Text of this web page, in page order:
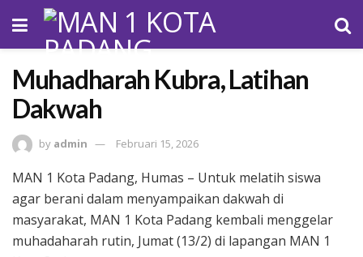
Muhadharah Kubra, Latihan
Dakwah
by admin Februari 15, 2026
MAN 1 Kota Padang, Humas – Untuk melatih siswa
agar berani dalam menyampaikan dakwah di
masyarakat, MAN 1 Kota Padang kembali menggelar
muhadaharah rutin, Jumat (13/2) di lapangan MAN 1